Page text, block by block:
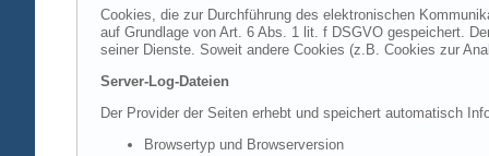
Cookies, die zur Durchführung des elektronischen
auf Grundlage von Art. 6 Abs. 1 lit. f DSGVO gespeichert.
seiner Dienste. Soweit andere Cookies (z.B. Cookies zur
Server-Log-Dateien
Der Provider der Seiten erhebt und speichert automatisch
Browsertyp und Browserversion